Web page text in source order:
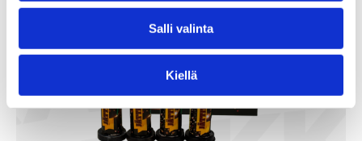
Salli valinta
Kiellä